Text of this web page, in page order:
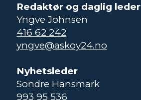
Redaktør og daglig leder
Yngve Johnsen
416 62 242
yngve@askoy24.no
Nyhetsleder
Sondre Hansmark
993 95 536